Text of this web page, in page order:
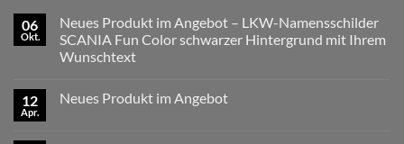
06
Okt.
Neues Produkt im Angebot – LKW-Namensschilder
SCANIA Fun Color schwarzer Hintergrund mit Ihrem
Wunschtext
zu
12
Apr.
Neues Produkt im Angebot